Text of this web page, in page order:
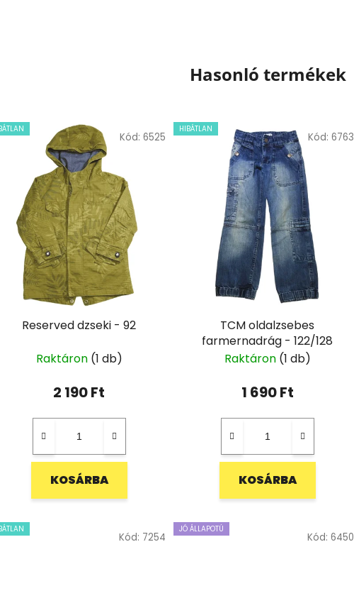
Hasonló termékek
Reserved dzseki - 92
Raktáron (1 db)
2 190 Ft
KOSÁRBA
Kód: 6525
HIBÁTLAN
TCM oldalzsebes
farmernadrág - 122/128
Raktáron (1 db)
1 690 Ft
KOSÁRBA
Kód: 6763
Kód: 7254
JÓ ÁLLAPOTÚ
Kód: 6450